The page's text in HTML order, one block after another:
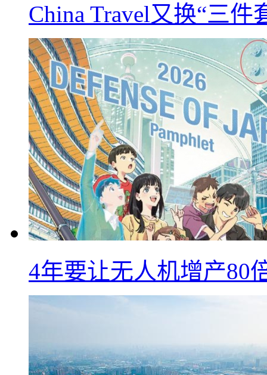
China Travel又换“三
4年要让无人机增产80